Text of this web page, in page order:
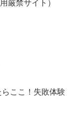
厳禁サイト）
ここ！失敗体験